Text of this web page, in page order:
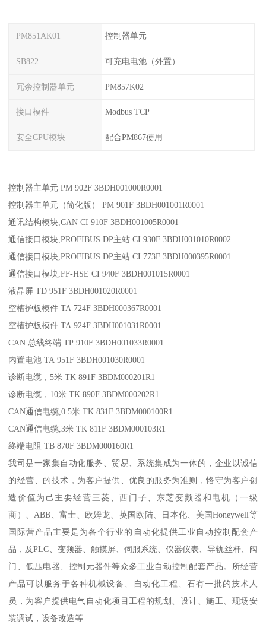
PM851AK01 控制器单元
SB822 可充电电池（外置）
冗余控制器单元 PM857K02
接口模件 Modbus TCP
安全CPU模块 配合PM867使用
控制器主单元 PM 902F 3BDH001000R0001
控制器主单元（简化版） PM 901F 3BDH001001R0001
通讯结构模块,CAN CI 910F 3BDH001005R0001
通信接口模块,PROFIBUS DP主站 CI 930F 3BDH001010R0002
通信接口模块,PROFIBUS DP主站 CI 773F 3BDH000395R0001
通信接口模块,FF-HSE CI 940F 3BDH001015R0001
液晶屏 TD 951F 3BDH001020R0001
空槽护板模件 TA 724F 3BDH000367R0001
空槽护板模件 TA 924F 3BDH001031R0001
CAN 总线终端 TP 910F 3BDH001033R0001
内置电池 TA 951F 3BDH001030R0001
诊断电缆，5米 TK 891F 3BDM000201R1
诊断电缆，10米 TK 890F 3BDM000202R1
CAN通信电缆,0.5米 TK 831F 3BDM000100R1
CAN通信电缆,3米 TK 811F 3BDM000103R1
终端电阻 TB 870F 3BDM000160R1
我司是一家集自动化服务、贸易、系统集成为一体的，企业以诚信
的经营、的技术，为客户提供、优良的服务为准则，恪守为客户创
造价值为己主要经营三菱、西门子、东芝变频器和电机（一级
商）、ABB、富士、欧姆龙、英国欧陆、日本化、美国Honeywell等
国际营产品主要是为各个行业的自动化提供工业自动控制配套产
品，及PLC、变频器、触摸屏、伺服系统、仪器仪表、导轨丝杆、阀
门、低压电器、控制元器件等众多工业自动控制配套产品。所经营
产品可以服务于各种机械设备、自动化工程、石有一批的技术人
员，为客户提供电气自动化项目工程的规划、设计、施工、现场安
装调试，设备改造等